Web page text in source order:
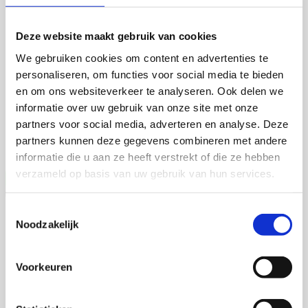
Deze website maakt gebruik van cookies
We gebruiken cookies om content en advertenties te
personaliseren, om functies voor social media te bieden
en om ons websiteverkeer te analyseren. Ook delen we
informatie over uw gebruik van onze site met onze
partners voor social media, adverteren en analyse. Deze
partners kunnen deze gegevens combineren met andere
informatie die u aan ze heeft verstrekt of die ze hebben
verzameld op basis van uw gebruik van hun services.
Noodzakelijk
Voorkeuren
2 september 2026
Martijn de Roij
Wageningen University
Jia Li